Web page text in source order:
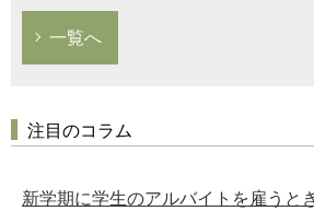
一覧へ
注目のコラム
新学期に学生のアルバイトを雇うと